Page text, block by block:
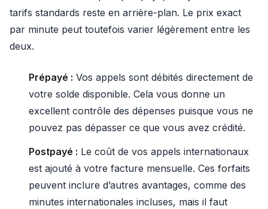
tarifs standards reste en arrière-plan. Le prix exact
par minute peut toutefois varier légèrement entre les
deux.
Prépayé : Vos appels sont débités directement de
votre solde disponible. Cela vous donne un
excellent contrôle des dépenses puisque vous ne
pouvez pas dépasser ce que vous avez crédité.
Postpayé : Le coût de vos appels internationaux
est ajouté à votre facture mensuelle. Ces forfaits
peuvent inclure d’autres avantages, comme des
minutes internationales incluses, mais il faut